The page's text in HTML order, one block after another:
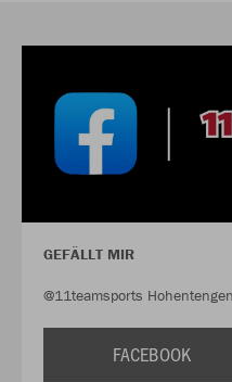
GEFÄLLT MIR
@11teamsports Hohentengen
FACEBOOK